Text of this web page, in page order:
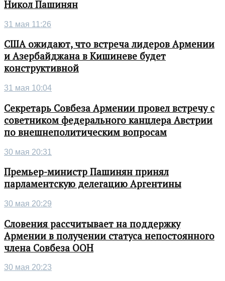
Никол Пашинян
31 мая 11:26
США ожидают, что встреча лидеров Армении
и Азербайджана в Кишиневе будет
конструктивной
31 мая 10:04
Секретарь Совбеза Армении провел встречу с
советником федерального канцлера Австрии
по внешнеполитическим вопросам
30 мая 20:31
Премьер-министр Пашинян принял
парламентскую делегацию Аргентины
30 мая 20:29
Словения рассчитывает на поддержку
Армении в получении статуса непостоянного
члена Совбеза ООН
30 мая 20:23